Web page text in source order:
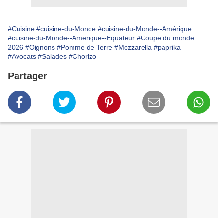
#Cuisine #cuisine-du-Monde #cuisine-du-Monde--Amérique
#cuisine-du-Monde--Amérique--Equateur #Coupe du monde
2026 #Oignons #Pomme de Terre #Mozzarella #paprika
#Avocats #Salades #Chorizo
Partager